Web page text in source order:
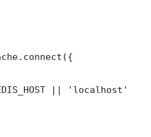
|| 'localhost'